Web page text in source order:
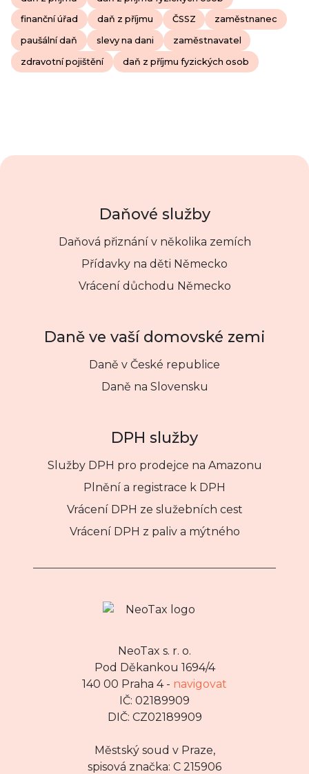
finanční úřad daň z příjmu ČSSZ zaměstnanec
paušální daň slevy na dani zaměstnavatel
zdravotní pojištění daň z příjmu fyzických osob
Daňové služby
Daňová přiznání v několika zemích
Přídavky na děti Německo
Vrácení důchodu Německo
Daně ve vaší domovské zemi
Daně v České republice
Daně na Slovensku
DPH služby
Služby DPH pro prodejce na Amazonu
Plnění a registrace k DPH
Vrácení DPH ze služebních cest
Vrácení DPH z paliv a mýtného
NeoTax s. r. o.
Pod Děkankou 1694/4
140 00 Praha 4 - navigovat
IČ: 02189909
DIČ: CZ02189909
Městský soud v Praze,
spisová značka: C 215906